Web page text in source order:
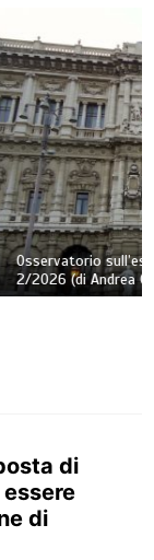
Trimestre n.
di
essere
di